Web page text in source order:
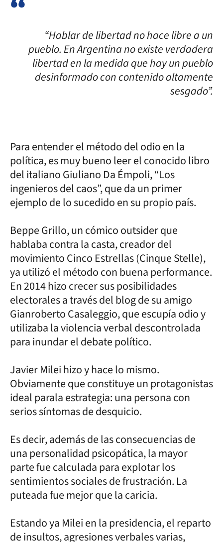
“Hablar de libertad no hace libre a un
pueblo. En Argentina no existe verdadera
libertad en la medida que hay un pueblo
desinformado con contenido altamente
sesgado”.
Para entender el método del odio en la
política, es muy bueno leer el conocido libro
del italiano Giuliano Da Émpoli, “Los
ingenieros del caos”, que da un primer
ejemplo de lo sucedido en su propio país.
Beppe Grillo, un cómico outsider que
hablaba contra la casta, creador del
movimiento Cinco Estrellas (Cinque Stelle),
ya utilizó el método con buena performance.
En 2014 hizo crecer sus posibilidades
electorales a través del blog de su amigo
Gianroberto Casaleggio, que escupía odio y
utilizaba la violencia verbal descontrolada
para inundar el debate político.
Javier Milei hizo y hace lo mismo.
Obviamente que constituye un protagonistas
ideal parala estrategia: una persona con
serios síntomas de desquicio.
Es decir, además de las consecuencias de
una personalidad psicopática, la mayor
parte fue calculada para explotar los
sentimientos sociales de frustración. La
puteada fue mejor que la caricia.
Estando ya Milei en la presidencia, el reparto
de insultos, agresiones verbales varias,